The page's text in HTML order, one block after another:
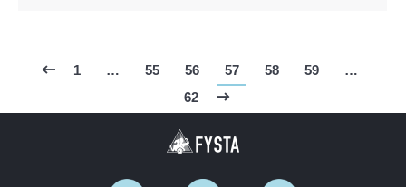
1 … 55 56 57 58 59
…
62